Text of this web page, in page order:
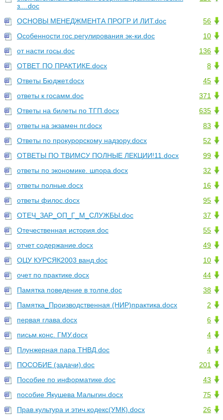
з....doc
56
ОСНОВЫ МЕНЕДЖМЕНТА ПРОГР И ЛИТ.doc
10
Особенности гос.регулирования эк-ки.doc
136
от насти госы.doc
8
ОТВЕТ ПО ПРАКТИКЕ.docx
45
Ответы Бюджет.docx
371
ответы к госамм.doc
635
Ответы на билеты по ТГП.docx
83
ответы на экзамен пг.docx
52
Ответы по прокурорскому надзору.docx
99
ОТВЕТЫ ПО ТВИМСУ ПОЛНЫЕ ЛЕКЦИИ!11.docx
32
ответы по экономике. шпора.docx
16
ответы полные.docx
95
ответы филос.docx
37
ОТЕЧ_ЗАР_ОП_Г_М_СЛУЖБЫ.doc
55
Отечественная история.doc
49
отчет содержание.docx
10
ОЦУ КУРСЯК2003 ванд.doc
44
очет по практике.docx
38
Памятка поведение в толпе.doc
2
Памятка_Производственная (НИР)практика.docx
6
первая глава.docx
4
письм.конс. ГМУ.docx
4
Плунжерная пара ТНВД.doc
201
ПОСОБИЕ (задачи).doc
43
Пособие по информатике.doc
75
пособие Якушева Малыгин.docx
26
Прав.культура и этич.кодекс(УМК).docx